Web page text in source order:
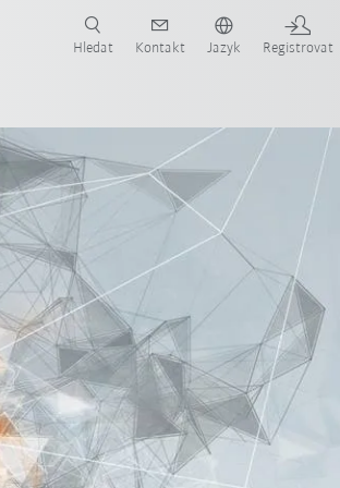
Hledat Kontakt Jazyk Registrovat